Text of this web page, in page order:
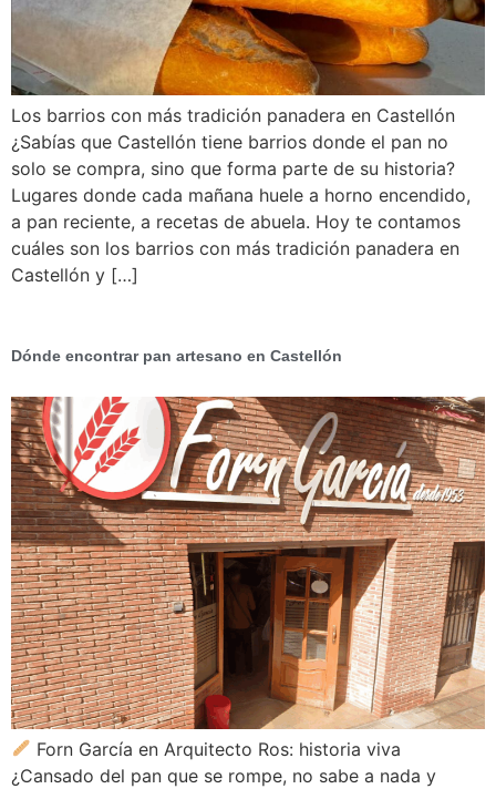
Los barrios con más tradición panadera en Castellón
¿Sabías que Castellón tiene barrios donde el pan no
solo se compra, sino que forma parte de su historia?
Lugares donde cada mañana huele a horno encendido,
a pan reciente, a recetas de abuela. Hoy te contamos
cuáles son los barrios con más tradición panadera en
Castellón y […]
Dónde encontrar pan artesano en Castellón
Forn García en Arquitecto Ros: historia viva
¿Cansado del pan que se rompe, no sabe a nada y